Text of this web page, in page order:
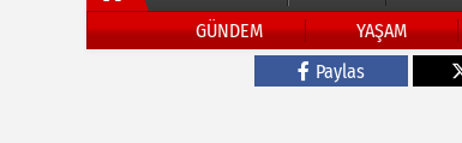
GÜNDEM
YAŞAM
Paylas